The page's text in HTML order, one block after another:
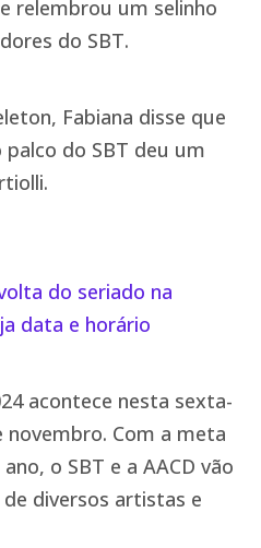
relembrou um selinho
do SBT.
Fabiana disse que
do SBT deu um
do seriado na
data e horário
acontece nesta sexta-
novembro. Com a meta
o SBT e a AACD vão
diversos artistas e